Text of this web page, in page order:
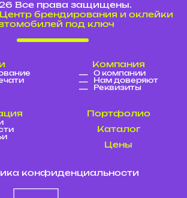
Все права защищены.
Центр брендирования и оклейки
под ключ
Компания
О компании
Нам доверяют
Реквизиты
Портфолио
Каталог
Цены
конфиденциальности